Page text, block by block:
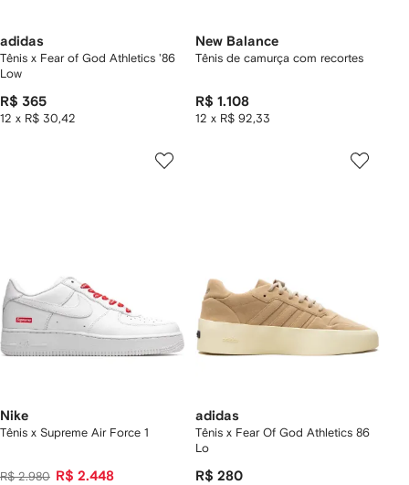
adidas
Tênis x Fear of God Athletics '86
Low
R$ 365
12 x R$ 30,42
New Balance
Tênis de camurça com recortes
R$ 1.108
12 x R$ 92,33
Nike
Tênis x Supreme Air Force 1
R$ 2.980 R$ 2.448
adidas
Tênis x Fear Of God Athletics 86
Lo
R$ 280